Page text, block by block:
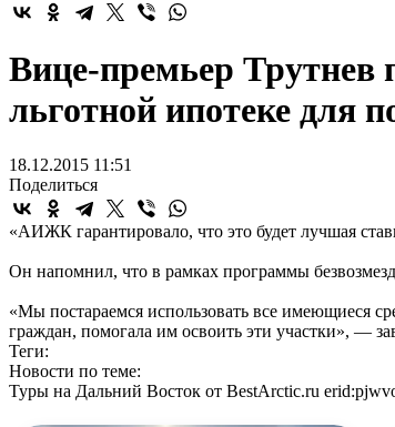
Вице-премьер Трутнев
льготной ипотеке для
18.12.2015 11:51
Поделиться
«АИЖК гарантировало, что это будет лучшая
Он напомнил, что в рамках программы
«Мы постараемся использовать все имеющиеся
граждан, помогала им освоить эти участки», —
Теги:
Новости по теме:
Туры на Дальний Восток от BestArctic.ru